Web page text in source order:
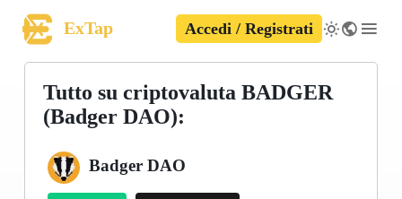
ExTap Accedi / Registrati
Tutto su criptovaluta BADGER
(Badger DAO):
Badger DAO